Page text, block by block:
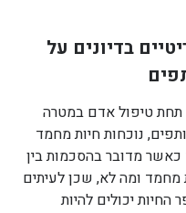
בדיונים על
טיפול אדם במטרה
נוכחות חיות מחמד
מדובר בהסכמות בין
מחמד ומה לא, שכן לעיתים
יכולים להיות